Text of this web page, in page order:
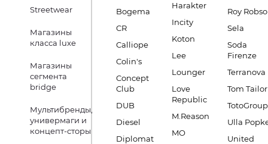
Streetwear
Магазины
класса luxe
Магазины
сегмента
bridge
Мультибренды,
универмаги и
концепт-сторы
Bogema
CR
Calliope
Colin's
Concept
Club
DUB
Diesel
Diplomat
Harakter
Incity
Koton
Lee
Lounger
Love
Republic
M.Reason
MO
Roy
Sela
Soda
Firenze
Terranova
Tom Tailor
TotoGroup
Ulla
United